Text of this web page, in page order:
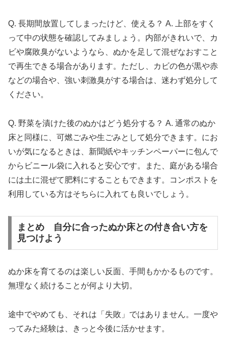
Q. 長期間放置してしまったけど、使える？ A. 上部をすく
って中の状態を確認してみましょう。内部がきれいで、カ
ビや腐敗臭がないようなら、ぬかを足して混ぜなおすこと
で再生できる場合があります。ただし、カビの色が黒や赤
などの場合や、強い刺激臭がする場合は、迷わず処分して
ください。
Q. 野菜を漬けた後のぬかはどう処分する？ A. 通常のぬか
床と同様に、可燃ごみや生ごみとして処分できます。にお
いが気になるときは、新聞紙やキッチンペーパーに包んで
からビニール袋に入れると安心です。また、庭がある場合
には土に混ぜて肥料にすることもできます。コンポストを
利用している方はそちらに入れても良いでしょう。
まとめ 自分に合ったぬか床との付き合い方を
見つけよう
ぬか床を育てるのは楽しい反面、手間もかかるものです。
無理なく続けることが何より大切。
途中でやめても、それは「失敗」ではありません。一度や
ってみた経験は、きっと今後に活かせます。